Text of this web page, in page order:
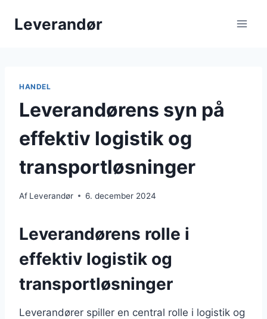
Leverandør
HANDEL
Leverandørens syn på
effektiv logistik og
transportløsninger
Af Leverandør 6. december 2024
Leverandørens rolle i
effektiv logistik og
transportløsninger
Leverandører spiller en central rolle i logistik og